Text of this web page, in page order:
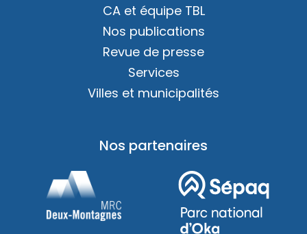
CA et équipe TBL
Nos publications
Revue de presse
Services
Villes et municipalités
Nos partenaires